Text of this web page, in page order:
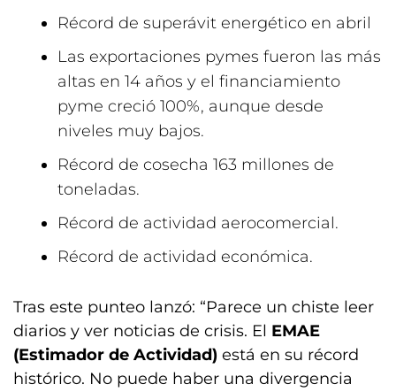
Récord de superávit energético en abril
Las exportaciones pymes fueron las más
altas en 14 años y el financiamiento
pyme creció 100%, aunque desde
niveles muy bajos.
Récord de cosecha 163 millones de
toneladas.
Récord de actividad aerocomercial.
Récord de actividad económica.
Tras este punteo lanzó: “Parece un chiste leer
diarios y ver noticias de crisis. El EMAE
(Estimador de Actividad) está en su récord
histórico. No puede haber una divergencia